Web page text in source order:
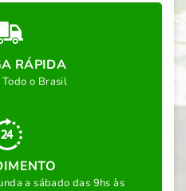
RÁPIDA
Todo o Brasil
a sábado das 9hs às